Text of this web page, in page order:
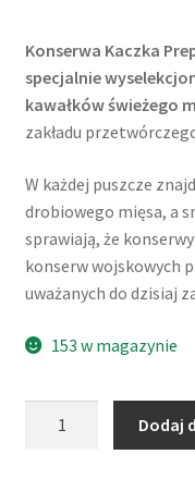
Konserwa Kaczka
specjalnie
kawałków świeżego
zakładu
W każdej puszcze
drobiowego mięsa, a
sprawiają, że
konserw wojskowych
uważanych do dzisiaj
153 w magazynie
Dodaj